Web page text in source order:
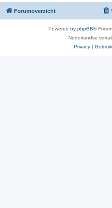
Forumoverzicht
Powered by phpBB®
Nederlandse
Privacy |